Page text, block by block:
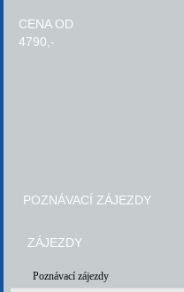
POZNÁVACÍ ZÁJEZDY
4790,-
CENA OD
ZÁJEZDY
Poznávací zájezdy